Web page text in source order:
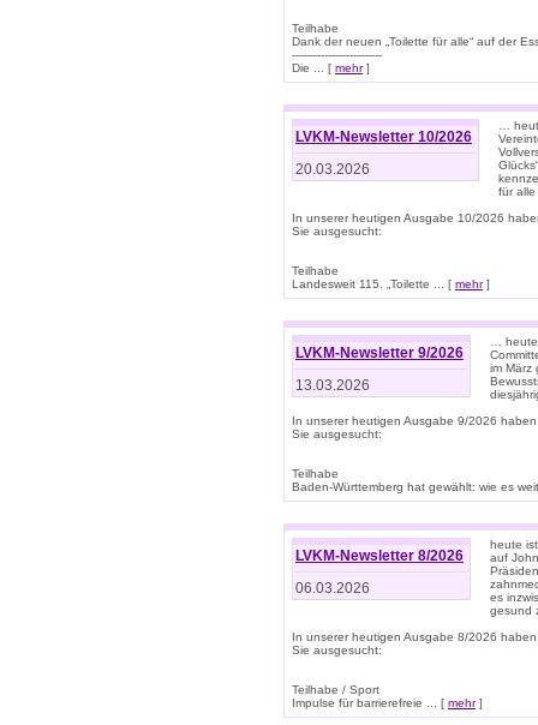
Teilhabe
Dank der neuen „Toilette für alle“ auf der
-------------------------
Die ... [ mehr]
LVKM-Newsletter 10/2026
20.03.2026
…
für
In unserer heutigen Ausgabe 10/2026
Sie ausgesucht:
Teilhabe
Landesweit 115. „Toilette ... [ mehr]
LVKM-Newsletter 9/2026
13.03.2026
…
im März
In unserer heutigen Ausgabe 9/2026
Sie ausgesucht:
Teilhabe
Baden-Württemberg hat gewählt: wie es
LVKM-Newsletter 8/2026
06.03.2026
heute
auf
es
gesund
In unserer heutigen Ausgabe 8/2026
Sie ausgesucht:
Teilhabe / Sport
Impulse für barrierefreie ... [ mehr]